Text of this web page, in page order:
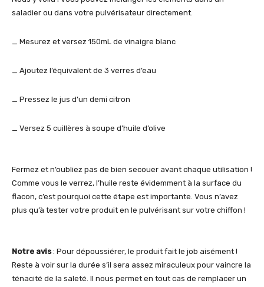
saladier ou dans votre pulvérisateur directement.
_ Mesurez et versez 150mL de vinaigre blanc
_ Ajoutez l’équivalent de 3 verres d’eau
_ Pressez le jus d’un demi citron
_ Versez 5 cuillères à soupe d’huile d’olive
Fermez et n’oubliez pas de bien secouer avant chaque utilisation !
Comme vous le verrez, l’huile reste évidemment à la surface du
flacon, c’est pourquoi cette étape est importante. Vous n’avez
plus qu’à tester votre produit en le pulvérisant sur votre chiffon !
Notre avis: Pour dépoussiérer, le produit fait le job aisément !
Reste à voir sur la durée s’il sera assez miraculeux pour vaincre la
ténacité de la saleté. Il nous permet en tout cas de remplacer un